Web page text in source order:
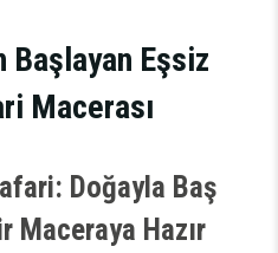
Başlayan Eşsiz
Macerası
Doğayla Baş
Maceraya Hazır